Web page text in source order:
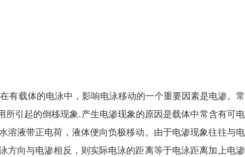
有载体的电泳中，影响电泳移动的一个重要因素是电渗。
引起的倒移现象.产生电渗现象的原因是载体中常含有可
溶液带正电荷，液体便向负极移动。由于电渗现象往往与
方向与电渗相反，则实际电泳的距离等于电泳距离加上电